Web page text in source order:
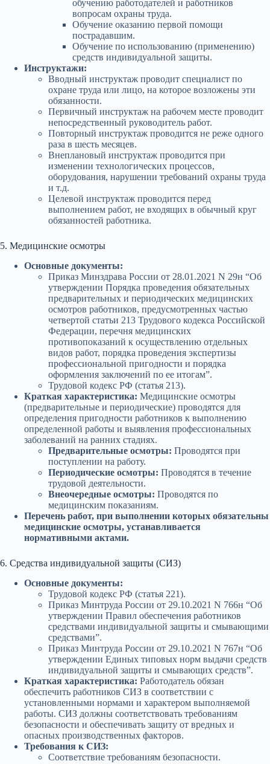
обучению работодателей и работников
вопросам охраны труда.
Обучение оказанию первой помощи
пострадавшим.
Обучение по использованию (применению)
средств индивидуальной защиты.
Инструктажи:
Вводный инструктаж проводит специалист по
охране труда или лицо, на которое возложены эти
обязанности.
Первичный инструктаж на рабочем месте проводит
непосредственный руководитель работ.
Повторный инструктаж проводится не реже одного
раза в шесть месяцев.
Внеплановый инструктаж проводится при
изменении технологических процессов,
оборудования, нарушении требований охраны труда
и т.д.
Целевой инструктаж проводится перед
выполнением работ, не входящих в обычный круг
обязанностей работника.
5. Медицинские осмотры
Основные документы:
Приказ Минздрава России от 28.01.2021 N 29н “Об
утверждении Порядка проведения обязательных
предварительных и периодических медицинских
осмотров работников, предусмотренных частью
четвертой статьи 213 Трудового кодекса Российской
Федерации, перечня медицинских
противопоказаний к осуществлению отдельных
видов работ, порядка проведения экспертизы
профессиональной пригодности и порядка
оформления заключений по ее итогам”.
Трудовой кодекс РФ (статья 213).
Краткая характеристика: Медицинские осмотры
(предварительные и периодические) проводятся для
определения пригодности работников к выполнению
определенной работы и выявления профессиональных
заболеваний на ранних стадиях.
Предварительные осмотры: Проводятся при
поступлении на работу.
Периодические осмотры: Проводятся в течение
трудовой деятельности.
Внеочередные осмотры: Проводятся по
медицинским показаниям.
Перечень работ, при выполнении которых обязательны
медицинские осмотры, устанавливается
нормативными актами.
6. Средства индивидуальной защиты (СИЗ)
Основные документы:
Трудовой кодекс РФ (статья 221).
Приказ Минтруда России от 29.10.2021 N 766н “Об
утверждении Правил обеспечения работников
средствами индивидуальной защиты и смывающими
средствами”.
Приказ Минтруда России от 29.10.2021 N 767н “Об
утверждении Единых типовых норм выдачи средств
индивидуальной защиты и смывающих средств”.
Краткая характеристика: Работодатель обязан
обеспечить работников СИЗ в соответствии с
установленными нормами и характером выполняемой
работы. СИЗ должны соответствовать требованиям
безопасности и обеспечивать защиту от вредных и
опасных производственных факторов.
Требования к СИЗ:
Соответствие требованиям безопасности.